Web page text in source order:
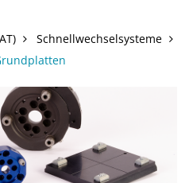
Schnellwechselsysteme